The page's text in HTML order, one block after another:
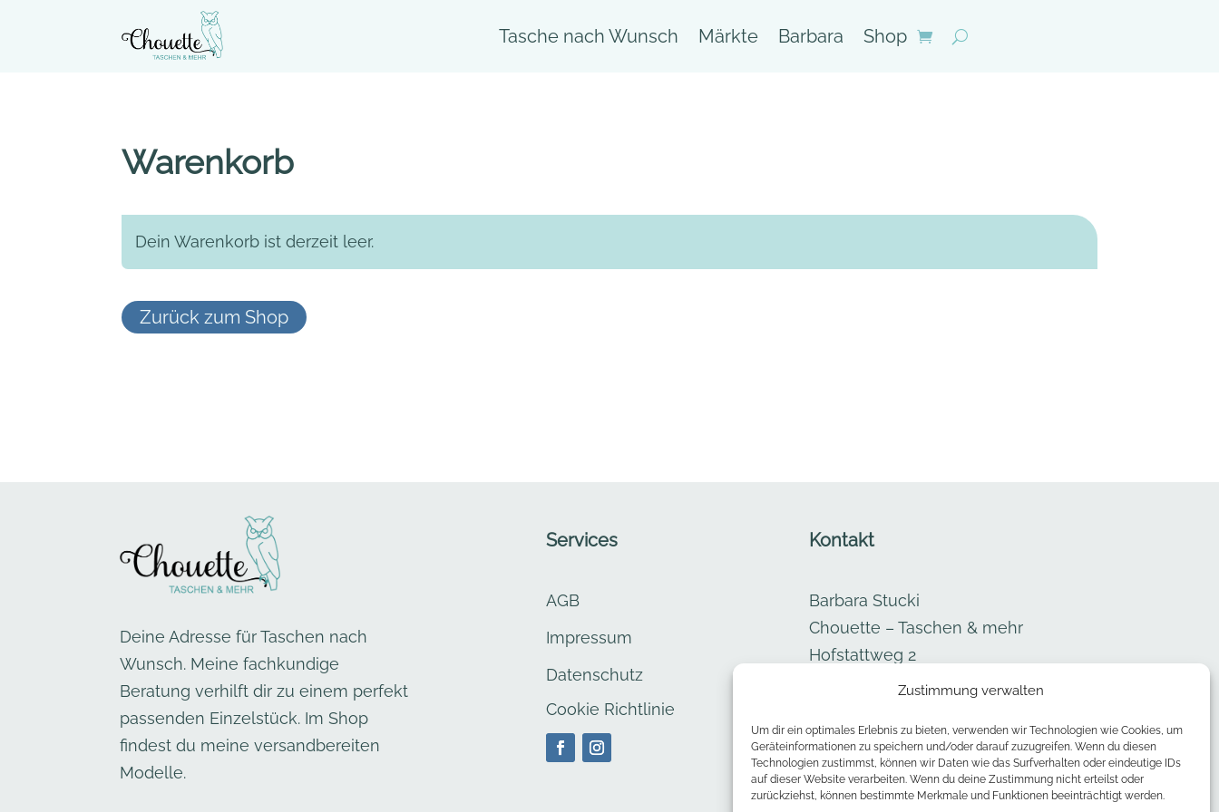
Zustimmung verwalten
Um dir ein optimales Erlebnis zu bieten, verwenden wir Technologien wie Cookies, um
Geräteinformationen zu speichern und/oder darauf zuzugreifen. Wenn du diesen
Technologien zustimmst, können wir Daten wie das Surfverhalten oder eindeutige IDs
auf dieser Website verarbeiten. Wenn du deine Zustimmung nicht erteilst oder
zurückziehst, können bestimmte Merkmale und Funktionen beeinträchtigt werden.
Tasche nach Wunsch Märkte Barbara Shop
Warenkorb
Dein Warenkorb ist derzeit leer.
Zurück zum Shop
Deine Adresse für Taschen nach
Wunsch. Meine fachkundige
Beratung verhilft dir zu einem perfekt
passenden Einzelstück. Im Shop
findest du meine versandbereiten
Modelle.
Services
AGB
Impressum
Datenschutz
Cookie Richtlinie
Kontakt
Barbara Stucki
Chouette – Taschen & mehr
Hofstattweg 2
3638 Blumenstein
 info@chouette-taschen.ch
 079 710 80 05